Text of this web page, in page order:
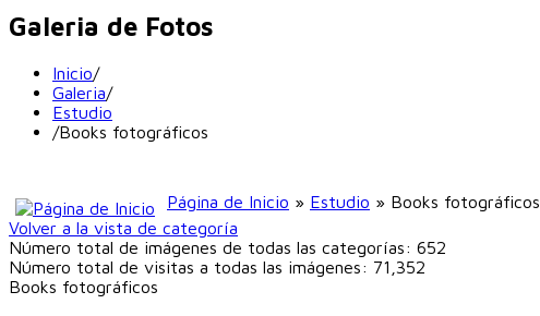
Galeria de Fotos
Inicio/
Galeria/
Estudio
/Books fotográficos
Página de Inicio » Estudio » Books fotográficos
Volver a la vista de categoría
Número total de imágenes de todas las categorías: 652
Número total de visitas a todas las imágenes: 71,352
Books fotográficos